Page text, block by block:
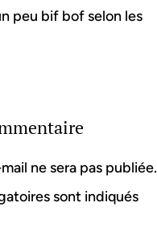
peu bif bof selon les
ne sera pas publiée.
sont indiqués